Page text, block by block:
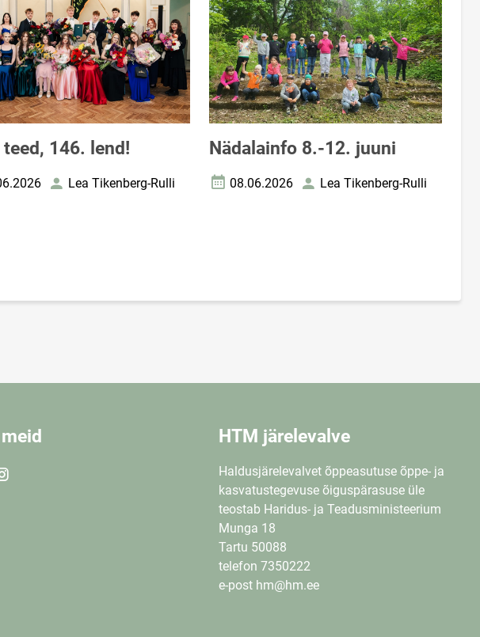
teed, 146. lend!
kuupäevAutorLea Tikenberg-Rulli
Nädalainfo 8.-12. juuni
Loomise kuupäev
08.06.2026 AutorLea Tikenberg-Rulli
HTM järelevalve
Haldusjärelevalvet õppeasutuse õppe- ja
kasvatustegevuse õiguspärasuse üle
teostab Haridus- ja Teadusministeerium
Munga 18
Tartu 50088
telefon 7350222
e-post hm@hm.ee